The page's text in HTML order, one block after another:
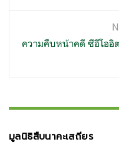
ความคืบหน้าคดี ซีอีโออิ
มูลนิธิสืบนาคะเสถียร